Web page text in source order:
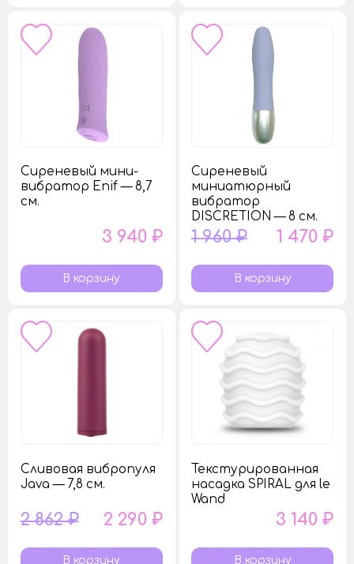
Сиреневый мини-
вибратор Enif — 8,7
см.
3 940 ₽
Сиреневый
миниатюрный
вибратор
DISCRETION — 8 см.
1 960 ₽ 1 470 ₽
Сливовая вибропуля
Java — 7,8 см.
2 862 ₽ 2 290 ₽
Текстурированная
насадка SPIRAL для le
Wand
3 140 ₽